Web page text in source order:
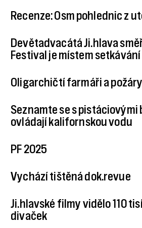
Recenze: Osm pohlednic z
Devětadvacátá Ji.hlava
Festival je místem
Oligarchičtí farmáři a
Seznamte se s pistáciovými
ovládají kalifornskou vodu
PF 2025
Vychází tištěná dok.revue
Ji.hlavské filmy vidělo 110
divaček